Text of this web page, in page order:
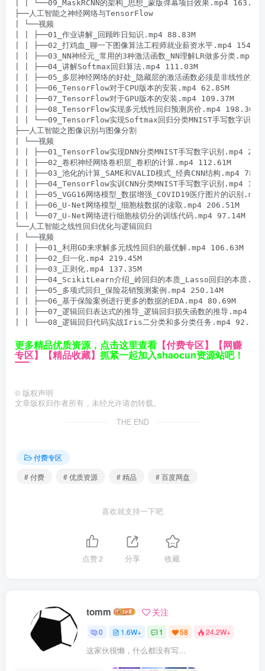
| | └──09_MaskRCNN的架构_思想_蒙版弹幕项目效果.mp4
├──人工智能之神经网络与TensorFlow
| └──视频
| | ├──01_作业讲解_回顾昨日知识.mp4 88.83M
| | ├──02_打鸡血_聊一下图像算法工程师就业薪资水平.mp4
| | ├──03_NN神经元_常用的3种激活函数_NN理解LR做多分类.mp4
| | ├──04_讲解Softmax回归算法.mp4 111.03M
| | ├──05_多层神经网络的好处_隐藏层的激活函数必须是非线性的
| | ├──06_TensorFlow对于CPU版本的安装.mp4 62.85M
| | ├──07_TensorFlow对于GPU版本的安装.mp4 109.37M
| | ├──08_TensorFlow实现多元线性回归预测房价.mp4 198.36M
| | └──09_TensorFlow实现Softmax回归分类MNIST手写数字识别
├──人工智能之图像识别与图像分割
| └──视频
| | ├──01_TensorFlow实现DNN分类MNIST手写数字识别.mp4
| | ├──02_卷积神经网络卷积层_卷积的计算.mp4 112.61M
| | ├──03_池化的计算_SAME和VALID模式_经典CNN结构.mp4
| | ├──04_TensorFlow实训CNN分类MNIST手写数字识别.mp4
| | ├──05_VGG16网络模型_数据增强_COVID19医疗图片的识别
| | ├──06_U-Net网络模型_细胞核数据的读取.mp4 206.51M
| | └──07_U-Net网络进行细胞核切分的训练代码.mp4 97.14M
└──人工智能之线性回归优化与逻辑回归
| └──视频
| | ├──01_利用GD来求解多元线性回归的最优解.mp4 106.63M
| | ├──02_归一化.mp4 219.45M
| | ├──03_正则化.mp4 137.35M
| | ├──04_ScikitLearn介绍_岭回归的本质_Lasso回归的本质
| | ├──05_多项式回归_保险花销预测案例.mp4 250.14M
| | ├──06_基于保险案例进行更多的数据的EDA.mp4 80.69M
| | ├──07_逻辑回归表达式的推导_逻辑回归损失函数的推导.mp4
更多精品优质资源，点击这里查看 【付费专区】 【网赚
专区】 【精品收藏】 抓紧一起加入shaocun资源站吧！
© 版权声明
文章版权归作者所有，未经允许请勿转载。
THE END
付费专区
# 付费
# 优质资源 # 精品 # 百度网盘
喜欢就支持一下吧
点赞2 分享 收藏
tomm 关注
0 1.6W+ 1 58 24.2W+
这家伙很懒，什么都没有写...